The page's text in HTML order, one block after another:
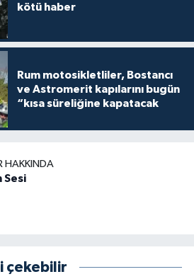
kötü haber
Rum motosikletliler, Bostancı
ve Astromerit kapılarını bugün
“kısa süreliğine kapatacak
HAKKINDA
Sesi
çekebilir